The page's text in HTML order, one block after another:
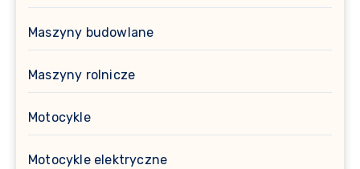
Maszyny budowlane
Maszyny rolnicze
Motocykle
Motocykle elektryczne